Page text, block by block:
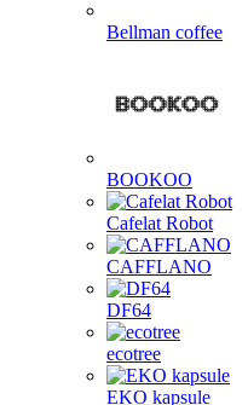
Bellman coffee
BOOKOO
Cafelat Robot
CAFFLANO
DF64
ecotree
EKO kapsule